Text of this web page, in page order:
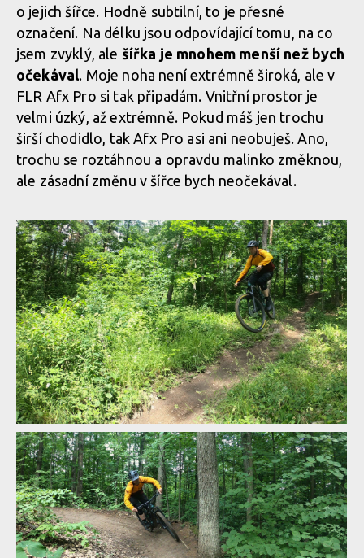
Kontaktní plocha je díky prohnutí zmenšená
Kontaktní plocha je díky prohnutí zmenšená
Kontaktní plocha je díky prohnutí zmenšená
Kontaktní plocha je díky prohnutí zmenšená
o jejich šířce. Hodně subtilní, to je přesné
označení. Na délku jsou odpovídající tomu, na co
jsem zvyklý, ale šířka je mnohem menší než bych
očekával. Moje noha není extrémně široká, ale v
FLR Afx Pro si tak připadám. Vnitřní prostor je
velmi úzký, až extrémně. Pokud máš jen trochu
širší chodidlo, tak Afx Pro asi ani neobuješ. Ano,
trochu se roztáhnou a opravdu malinko změknou,
ale zásadní změnu v šířce bych neočekával.
FLR Afx Pro v akci
FLR Afx Pro v akci
FLR Afx Pro v akci